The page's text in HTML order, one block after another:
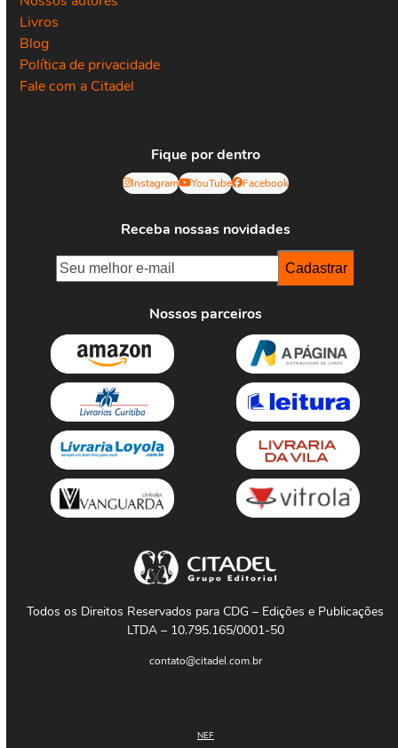
Livros
Blog
Política de privacidade
Fale com a Citadel
Fique por dentro
Instagram YouTube Facebook
Receba nossas novidades
Nossos parceiros
Todos os Direitos Reservados para CDG – Edições e Publicações
LTDA – 10.795.165/0001-50
contato@citadel.com.br
NEF